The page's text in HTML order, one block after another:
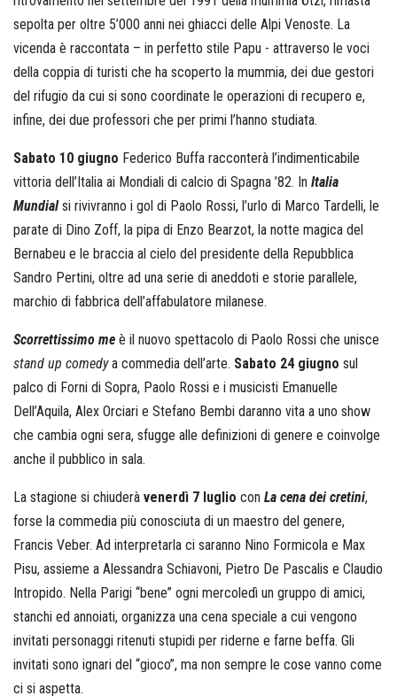
sepolta per oltre 5’000 anni nei ghiacci delle Alpi Venoste. La
vicenda è raccontata – in perfetto stile Papu - attraverso le voci
della coppia di turisti che ha scoperto la mummia, dei due gestori
del rifugio da cui si sono coordinate le operazioni di recupero e,
infine, dei due professori che per primi l’hanno studiata.
Sabato 10 giugno Federico Buffa racconterà l’indimenticabile
vittoria dell’Italia ai Mondiali di calcio di Spagna ’82. In Italia
Mundialsi rivivranno i gol di Paolo Rossi, l’urlo di Marco Tardelli, le
parate di Dino Zoff, la pipa di Enzo Bearzot, la notte magica del
Bernabeu e le braccia al cielo del presidente della Repubblica
Sandro Pertini, oltre ad una serie di aneddoti e storie parallele,
marchio di fabbrica dell’affabulatore milanese.
Scorrettissimo me è il nuovo spettacolo di Paolo Rossi che unisce
stand up comedya commedia dell’arte. Sabato 24 giugno sul
palco di Forni di Sopra, Paolo Rossi e i musicisti Emanuelle
Dell’Aquila, Alex Orciari e Stefano Bembi daranno vita a uno show
che cambia ogni sera, sfugge alle definizioni di genere e coinvolge
anche il pubblico in sala.
La stagione si chiuderà venerdì 7 luglio con La cena dei cretini,
forse la commedia più conosciuta di un maestro del genere,
Francis Veber. Ad interpretarla ci saranno Nino Formicola e Max
Pisu, assieme a Alessandra Schiavoni, Pietro De Pascalis e Claudio
Intropido. Nella Parigi “bene” ogni mercoledì un gruppo di amici,
stanchi ed annoiati, organizza una cena speciale a cui vengono
invitati personaggi ritenuti stupidi per riderne e farne beffa. Gli
invitati sono ignari del “gioco”, ma non sempre le cose vanno come
ci si aspetta.